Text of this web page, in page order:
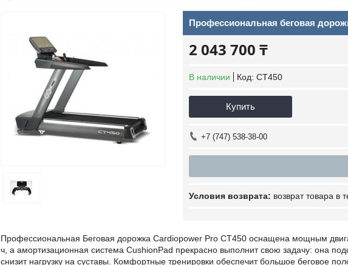
Профессиональная беговая
2 043 700 ₸
В наличии Код: CT450
Купить
+7 (747) 538-38-00
возврат товара в
Профессиональная Беговая дорожка Cardiopower Pro CT450 оснащена мощным
ч, а амортизационная система CushionPad прекрасно выполнит свою задачу: она
снизит нагрузку на суставы. Комфортные тренировки обеспечит большое беговое